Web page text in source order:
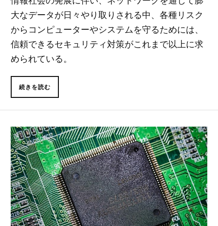
大なデータが日々やり取りされる中、各種リスク
からコンピューターやシステムを守るためには、
信頼できるセキュリティ対策がこれまで以上に求
められている。
続きを読む